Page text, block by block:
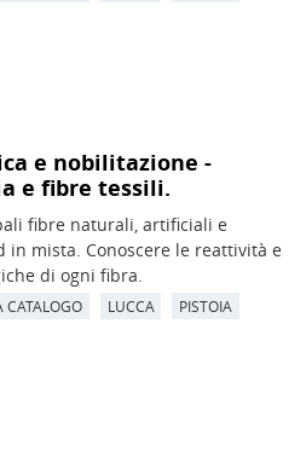
e nobilitazione -
e fibre tessili.
fibre naturali, artificiali e
in mista. Conoscere le reattività e
di ogni fibra.
CATALOGO LUCCA
PISTOIA